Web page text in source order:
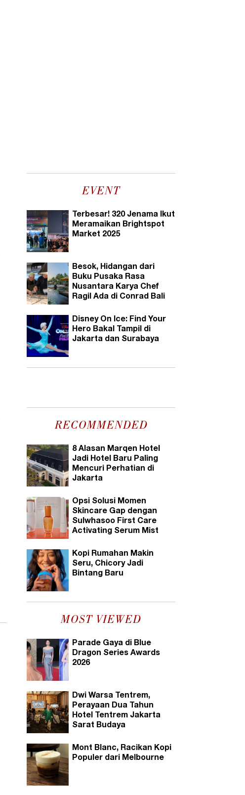
EVENT
Terbesar! 320 Jenama Ikut
Meramaikan Brightspot
Market 2025
Besok, Hidangan dari
Buku Pusaka Rasa
Nusantara Karya Chef
Ragil Ada di Conrad Bali
Disney On Ice: Find Your
Hero Bakal Tampil di
Jakarta dan Surabaya
RECOMMENDED
8 Alasan Marqen Hotel
Jadi Hotel Baru Paling
Mencuri Perhatian di
Jakarta
Opsi Solusi Momen
Skincare Gap dengan
Sulwhasoo First Care
Activating Serum Mist
Kopi Rumahan Makin
Seru, Chicory Jadi
Bintang Baru
MOST VIEWED
Parade Gaya di Blue
Dragon Series Awards
2026
Dwi Warsa Tentrem,
Perayaan Dua Tahun
Hotel Tentrem Jakarta
Sarat Budaya
Mont Blanc, Racikan Kopi
Populer dari Melbourne